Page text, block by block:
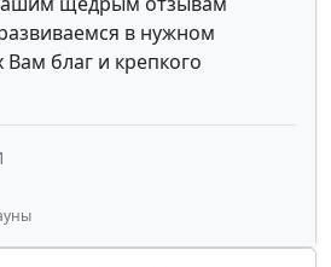
в нужном
благ и крепкого